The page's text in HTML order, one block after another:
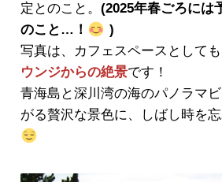
定とのこと。 (2025年春ごろには
のこと…！
)
写真は、カフェスペースとして
ウンジからの絶景です！
青海島と深川湾の海のパノラマ
がる贅沢な景色に、しばし時を